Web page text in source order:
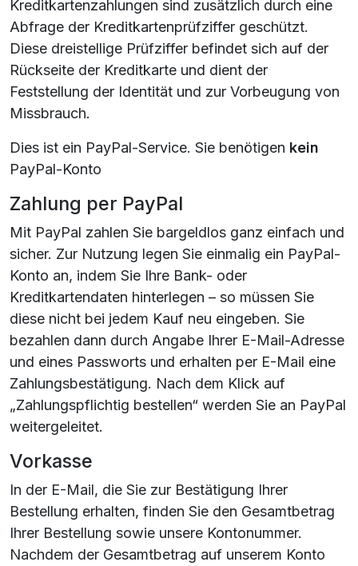
Kreditkartenzahlungen sind zusätzlich durch eine
Abfrage der Kreditkartenprüfziffer geschützt.
Diese dreistellige Prüfziffer befindet sich auf der
Rückseite der Kreditkarte und dient der
Feststellung der Identität und zur Vorbeugung von
Missbrauch.
Dies ist ein PayPal-Service. Sie benötigen kein
PayPal-Konto
Zahlung per PayPal
Mit PayPal zahlen Sie bargeldlos ganz einfach und
sicher. Zur Nutzung legen Sie einmalig ein PayPal-
Konto an, indem Sie Ihre Bank- oder
Kreditkartendaten hinterlegen – so müssen Sie
diese nicht bei jedem Kauf neu eingeben. Sie
bezahlen dann durch Angabe Ihrer E-Mail-Adresse
und eines Passworts und erhalten per E-Mail eine
Zahlungsbestätigung. Nach dem Klick auf
„Zahlungspflichtig bestellen“ werden Sie an PayPal
weitergeleitet.
Vorkasse
In der E-Mail, die Sie zur Bestätigung Ihrer
Bestellung erhalten, finden Sie den Gesamtbetrag
Ihrer Bestellung sowie unsere Kontonummer.
Nachdem der Gesamtbetrag auf unserem Konto